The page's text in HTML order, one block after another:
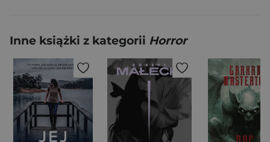
Inne książki z kategorii Horror